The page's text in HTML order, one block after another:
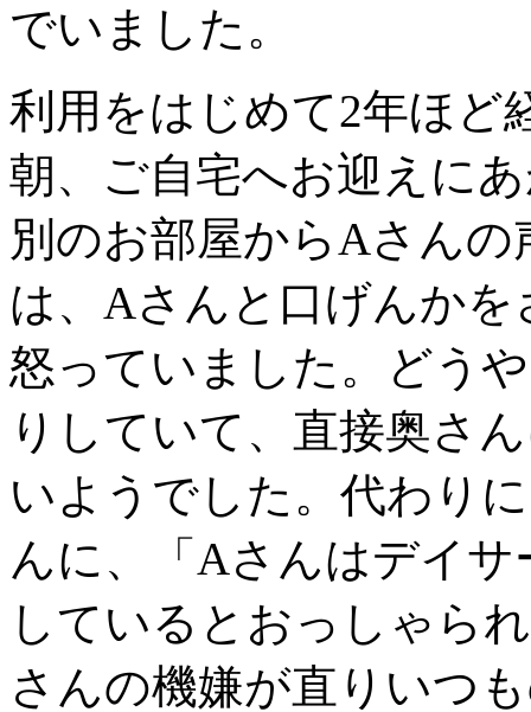
でいました。
利用をはじめて2年ほど
朝、ご自宅へお迎えに
別のお部屋からAさん
は、Aさんと口げんか
怒っていました。どう
りしていて、直接奥さ
いようでした。代わり
んに、「Aさんはデイ
しているとおっしゃら
さんの機嫌が直りいつ